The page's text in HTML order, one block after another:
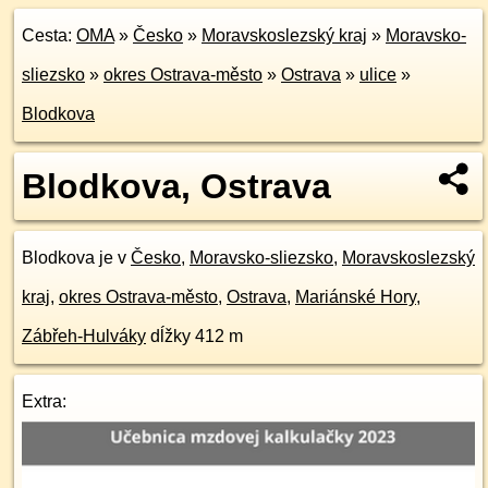
Cesta: OMA» Česko » Moravskoslezský kraj » Moravsko-
sliezsko » okres Ostrava-město » Ostrava » ulice »
Blodkova
Blodkova, Ostrava
Blodkova je v Česko, Moravsko-sliezsko, Moravskoslezský
kraj, okres Ostrava-město, Ostrava, Mariánské Hory,
Zábřeh-Hulváky dĺžky 412 m
Extra: